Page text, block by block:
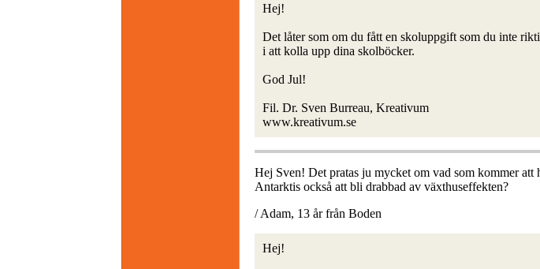
Hej!
Det låter som om du fått en skoluppgift som du inte
i att kolla upp dina skolböcker.
God Jul!
Fil. Dr. Sven Burreau, Kreativum
www.kreativum.se
Hej Sven! Det pratas ju mycket om vad som kommer
Antarktis också att bli drabbad av växthuseffekten?
/ Adam, 13 år från Boden
Hej!